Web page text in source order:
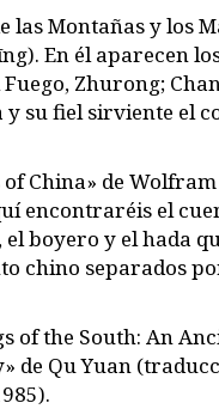
las Montañas y los
En él aparecen
Zhurong;
y su fiel sirviente el
of China» de
encontraréis el
boyero y el hada
chino separados
of the South: An
de Qu Yuan